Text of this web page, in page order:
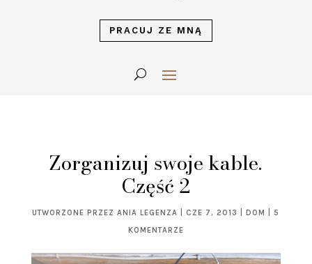
PRACUJ ZE MNĄ
Zorganizuj swoje kable.
Część 2
UTWORZONE PRZEZANIA LEGENZA CZE 7, 2013 DOM
5
KOMENTARZE